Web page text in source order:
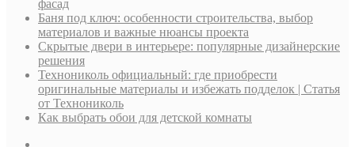
фасад
Баня под ключ: особенности строительства, выбор
материалов и важные нюансы проекта
Скрытые двери в интерьере: популярные дизайнерские
решения
Технониколь официальный: где приобрести
оригинальные материалы и избежать подделок | Статья
от Технониколь
Как выбрать обои для детской комнаты